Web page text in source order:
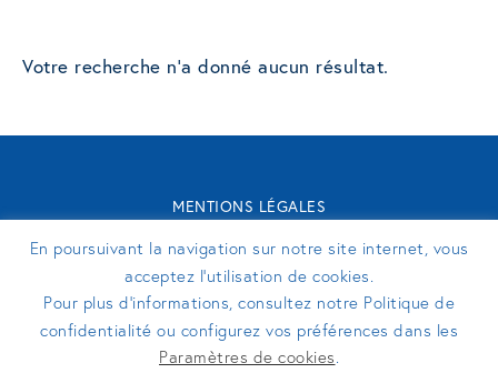
Votre recherche n'a donné aucun résultat.
MENTIONS LÉGALES
TURENNE GROUPE 2026 - SITE RÉALISÉ PAR
SUIVEZ-NOUS
En poursuivant la navigation sur notre site internet, vous
acceptez l’utilisation de cookies.
Pour plus d’informations, consultez notre Politique de
confidentialité ou configurez vos préférences dans les
Paramètres de cookies.